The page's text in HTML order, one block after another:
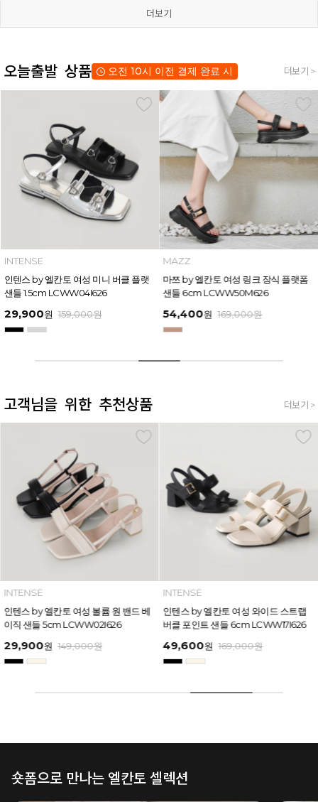
더보기
오늘출발 상품 오전 10시 이전 결제 완료 시 더보기 >
INTENSE
인텐스 by 엘칸토 여성 미니 버클 플랫
샌들 1.5cm LCWW04I626
29,900원 159,000원
MAZZ
마쯔 by 엘칸토 여성 링크 장식 플랫폼
샌들 6cm LCWW50M626
54,400원 169,000원
고객님을 위한 추천상품 더보기 >
INTENSE
인텐스 by 엘칸토 여성 볼륨 원 밴드 베
이직 샌들 5cm LCWW02I626
29,900원 149,000원
INTENSE
인텐스 by 엘칸토 여성 와이드 스트랩
버클 포인트 샌들 6cm LCWW17I626
49,600원 169,000원
숏폼으로 만나는 엘칸토 셀렉션